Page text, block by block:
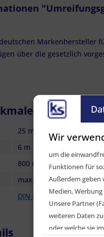
Markenhersteller
über die gesetzlich
/
25 mm
6 m
800 daN
max. 7 %
DIN EN 12195-2
Wir
um die
Funktionen für
Außerdem geben
Medien,
Unsere Partner
weiteren Daten
oder welche sie